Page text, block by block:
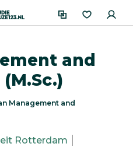
and
Management and
Rotterdam